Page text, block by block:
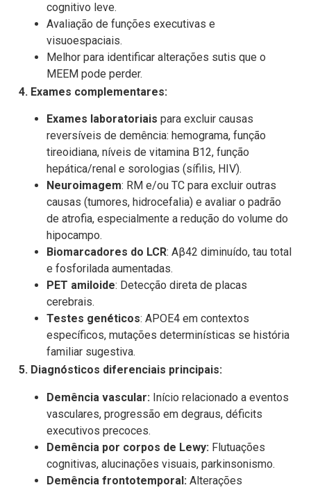
cognitivo leve.
Avaliação de funções executivas e
visuoespaciais.
Melhor para identificar alterações sutis que o
MEEM pode perder.
4. Exames complementares:
Exames laboratoriais para excluir causas
reversíveis de demência: hemograma, função
tireoidiana, níveis de vitamina B12, função
hepática/renal e sorologias (sífilis, HIV).
Neuroimagem: RM e/ou TC para excluir outras
causas (tumores, hidrocefalia) e avaliar o padrão
de atrofia, especialmente a redução do volume do
hipocampo.
Biomarcadores do LCR: Aβ42 diminuído, tau total
e fosforilada aumentadas.
PET amiloide: Detecção direta de placas
cerebrais.
Testes genéticos: APOE4 em contextos
específicos, mutações determinísticas se história
familiar sugestiva.
5. Diagnósticos diferenciais principais:
Demência vascular: Início relacionado a eventos
vasculares, progressão em degraus, déficits
executivos precoces.
Demência por corpos de Lewy: Flutuações
cognitivas, alucinações visuais, parkinsonismo.
Demência frontotemporal: Alterações